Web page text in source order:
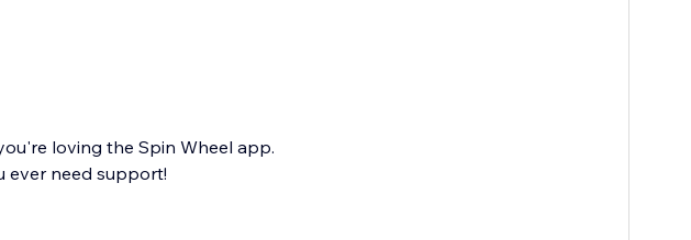
loving the Spin Wheel app.
ever need support!